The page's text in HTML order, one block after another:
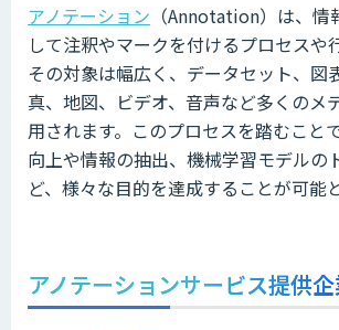
アノテーション （Annotation）は、情
して注釈やマークを付けるプロセスや
その対象は幅広く、データセット、図
真、地図、ビデオ、音声など多くのメ
用されます。このプロセスを踏むこと
向上や情報の抽出、機械学習モデルの
ど、様々な目的を達成することが可能
アノテーションサービス提供